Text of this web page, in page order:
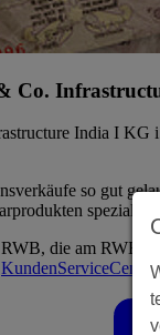
Co.
India I KG
so gut
die am RWB
KundenServiceCenter